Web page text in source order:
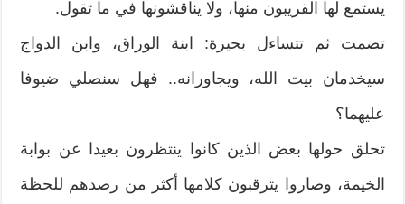
يستمع لها القريبون منها، ولا يناقشونها في ما تقول.
تصمت ثم تتساءل بحيرة: ابنة الوراق، وابن الدواج
سيخدمان بيت الله، ويجاورانه.. فهل سنصلي ضيوفا
عليهما؟
تحلق حولها بعض الذين كانوا ينتظرون بعيدا عن بوابة
الخيمة، وصاروا يترقبون كلامها أكثر من رصدهم للحظة